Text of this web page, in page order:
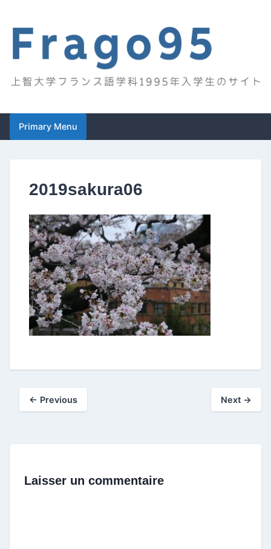
content
Frago95
Primary Menu
2019sakura06
← Previous Next →
Laisser un commentaire